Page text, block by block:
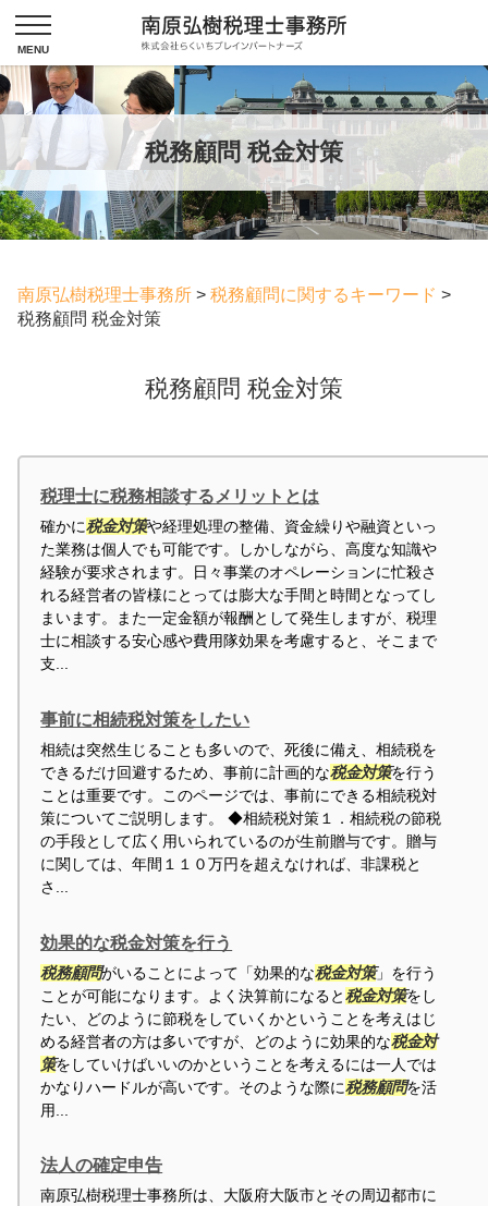
税務顧問 税金対策
南原弘樹税理士事務所 > 税務顧問に関するキーワード >
税務顧問 税金対策
税務顧問 税金対策
税理士に税務相談するメリットとは
確かに税金対策や経理処理の整備、資金繰りや融資といっ
た業務は個人でも可能です。しかしながら、高度な知識や
経験が要求されます。日々事業のオペレーションに忙殺さ
れる経営者の皆様にとっては膨大な手間と時間となってし
まいます。また一定金額が報酬として発生しますが、税理
士に相談する安心感や費用隊効果を考慮すると、そこまで
支...
事前に相続税対策をしたい
相続は突然生じることも多いので、死後に備え、相続税を
できるだけ回避するため、事前に計画的な税金対策を行う
ことは重要です。このページでは、事前にできる相続税対
策についてご説明します。 ◆相続税対策１．相続税の節税
の手段として広く用いられているのが生前贈与です。贈与
に関しては、年間１１０万円を超えなければ、非課税と
さ...
効果的な税金対策を行う
税務顧問がいることによって「効果的な税金対策」を行う
ことが可能になります。よく決算前になると税金対策をし
たい、どのように節税をしていくかということを考えはじ
める経営者の方は多いですが、どのように効果的な税金対
策をしていけばいいのかということを考えるには一人では
かなりハードルが高いです。そのような際に税務顧問を活
用...
法人の確定申告
南原弘樹税理士事務所は、大阪府大阪市とその周辺都市に